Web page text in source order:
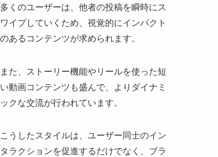
多くのユーザーは、他者の投稿を瞬時にス
ワイプしていくため、視覚的にインパクト
のあるコンテンツが求められます。
また、ストーリー機能やリールを使った短
い動画コンテンツも盛んで、よりダイナミ
ックな交流が行われています。
こうしたスタイルは、ユーザー同士のイン
タラクションを促進するだけでなく、ブラ